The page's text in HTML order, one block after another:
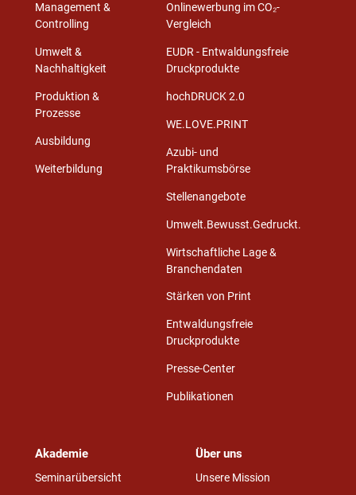
Management &
Controlling
Umwelt &
Nachhaltigkeit
Produktion &
Prozesse
Ausbildung
Weiterbildung
Onlinewerbung im CO₂-
Vergleich
EUDR - Entwaldungsfreie
Druckprodukte
hochDRUCK 2.0
WE.LOVE.PRINT
Azubi- und
Praktikumsbörse
Stellenangebote
Umwelt.Bewusst.Gedruckt.
Wirtschaftliche Lage &
Branchendaten
Stärken von Print
Entwaldungsfreie
Druckprodukte
Presse-Center
Publikationen
Akademie
Seminarübersicht
Über uns
Unsere Mission